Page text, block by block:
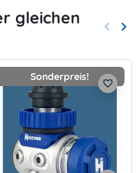
gleichen
Zurück
keyboard_arrow_left keyboard_arrow_right
Sonderpreis!
favorite_border